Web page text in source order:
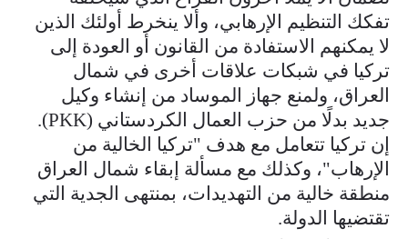
تفكك التنظيم الإرهابي، وألا ينخرط أولئك الذين
لا يمكنهم الاستفادة من القانون أو العودة إلى
تركيا في شبكات علاقات أخرى في شمال
العراق، ولمنع جهاز الموساد من إنشاء وكيل
جديد بدلًا من حزب العمال الكردستاني (PKK).
إن تركيا تتعامل مع هدف "تركيا الخالية من
الإرهاب"، وكذلك مع مسألة إبقاء شمال العراق
منطقة خالية من التهديدات، بمنتهى الجدية التي
تقتضيها الدولة.